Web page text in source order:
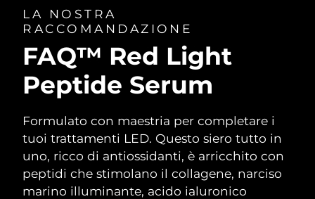
LA NOSTRA
RACCOMANDAZIONE
FAQ™ Red Light
Peptide Serum
Formulato con maestria per completare i
tuoi trattamenti LED. Questo siero tutto in
uno, ricco di antiossidanti, è arricchito con
peptidi che stimolano il collagene, narciso
marino illuminante, acido ialuronico